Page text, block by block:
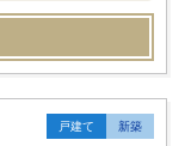
戸建て 新築